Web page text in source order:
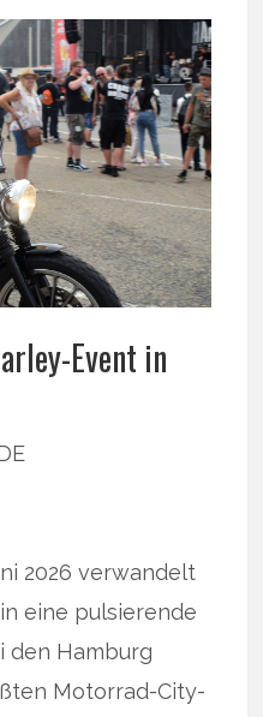
Event in
2026 verwandelt
eine pulsierende
den Hamburg
Motorrad-City-